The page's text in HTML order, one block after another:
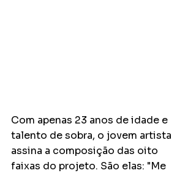
Com apenas 23 anos de idade e
talento de sobra, o jovem artista
assina a composição das oito
faixas do projeto. São elas: "Me